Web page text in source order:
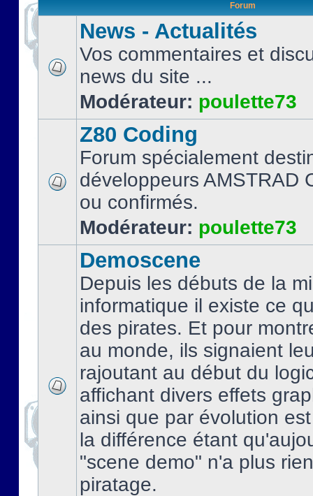
Forum
News - Actualités
Vos commentaires et
news du site ...
Modérateur: poulette73
Z80 Coding
Forum spécialement
développeurs AMSTRAD
ou confirmés.
Modérateur: poulette73
Demoscene
Depuis les débuts de la
informatique il existe ce
des pirates. Et pour
au monde, ils signaient
rajoutant au début du
affichant divers effets
ainsi que par évolution
la différence étant
"scene demo" n'a plus
piratage.